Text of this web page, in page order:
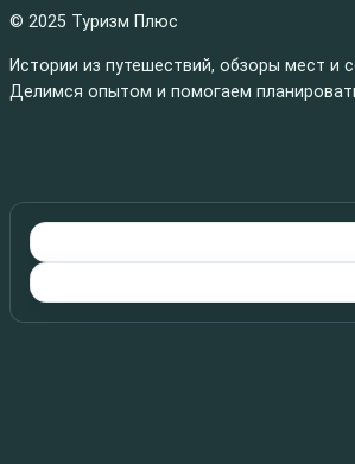
© 2025 Туризм Плюс
Истории из путешествий, обзоры мест и
Делимся опытом и помогаем